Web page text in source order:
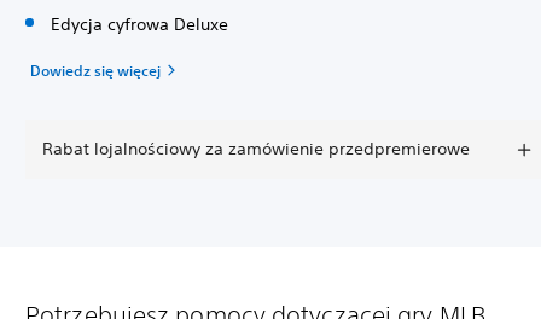
Edycja cyfrowa Deluxe
Dowiedz się więcej
Rabat lojalnościowy za zamówienie przedpremierowe